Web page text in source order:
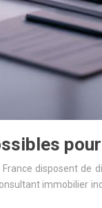
France disposent
immobilier